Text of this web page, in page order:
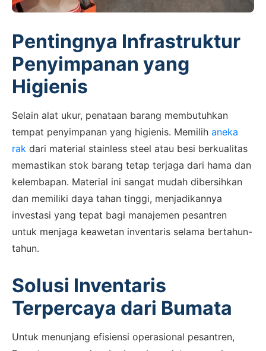
Pentingnya Infrastruktur
Penyimpanan yang
Higienis
Selain alat ukur, penataan barang membutuhkan
tempat penyimpanan yang higienis. Memilih aneka
rak dari material stainless steel atau besi berkualitas
memastikan stok barang tetap terjaga dari hama dan
kelembapan. Material ini sangat mudah dibersihkan
dan memiliki daya tahan tinggi, menjadikannya
investasi yang tepat bagi manajemen pesantren
untuk menjaga keawetan inventaris selama bertahun-
tahun.
Solusi Inventaris
Terpercaya dari Bumata
Untuk menunjang efisiensi operasional pesantren,